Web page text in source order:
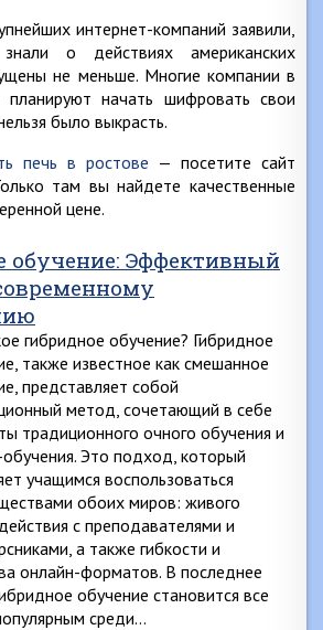
интернет-компаний заявили,
о действиях американских
не меньше. Многие компании в
начать шифровать свои
было выкрасть.
печь в ростове — посетите сайт
там вы найдете качественные
цене.
обучение: Эффективный
гибридное обучение? Гибридное
также известное как смешанное
представляет собой
метод, сочетающий в себе
традиционного очного обучения и
Это подход, который
учащимся воспользоваться
обоих миров: живого
с преподавателями и
а также гибкости и
онлайн-форматов. В последнее
обучение становится все
среди…